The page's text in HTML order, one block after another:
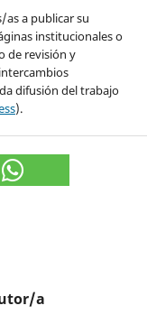
as a publicar su
institucionales o
de revisión y
difusión del trabajo
).
a